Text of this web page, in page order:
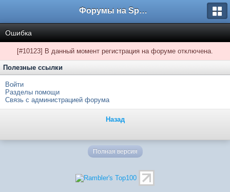
Форумы на Sportbox.ru
Ошибка
[#10123] В данный момент регистрация на форуме отключена.
Полезные ссылки
Войти
Разделы помощи
Связь с администрацией форума
Назад
Полная версия